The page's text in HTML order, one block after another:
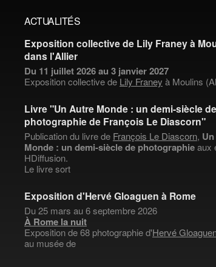
ACTUALITÉS
Exposition collective de Lily Franey à
dans l'Allier
Du 11 juillet 2026 au 3 janvier 2027
Exposition collective de Lily Franey à Moulins
Livre "Un Autre Monde : un demi-siècle de
photographie de François Le Diascorn"
Publication du livre de François Le Diascorn,
Monde : un demi-siècle de photographieaux
HDiffusion.
Le livre sort
Exposition d'Hervé Gloaguen à Rome
Du 25 mars au 6 septembre 2026
À Rome la nuit
Exposition de 68 photographie d'Hervé
au musée de